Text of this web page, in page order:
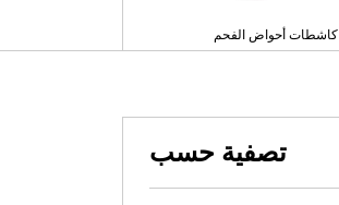
كاشطات أحواض الفحم
تصفية حسب